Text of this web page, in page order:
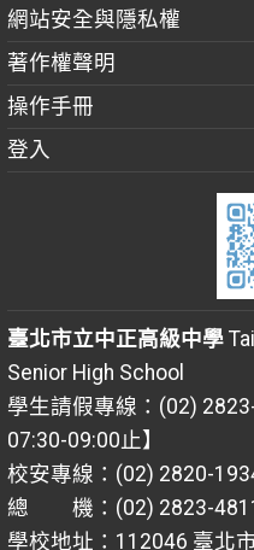
網站安全與隱私權
著作權聲明
操作手冊
登入
臺北市立中正高級中學
Senior High School
學生請假專線：(02)
07:30-09:00止】
校安專線：(02) 2820-
總 機：(02) 2823-
學校地址：112046 臺北